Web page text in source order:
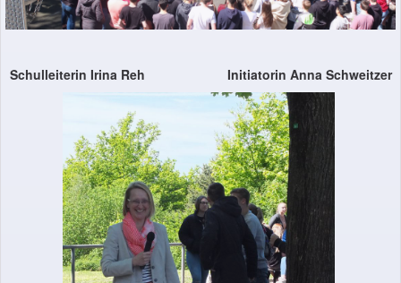
Schulleiterin Irina Reh Initiatorin Anna Schweitzer